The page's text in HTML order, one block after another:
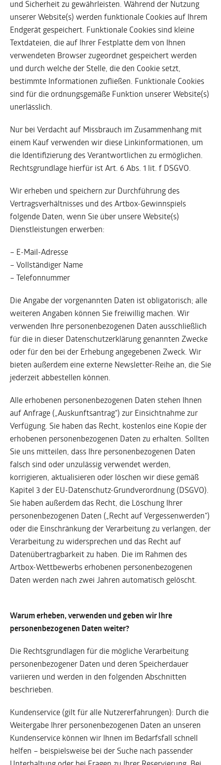
und Sicherheit zu gewährleisten. Während der Nutzung
unserer Website(s) werden funktionale Cookies auf Ihrem
Endgerät gespeichert. Funktionale Cookies sind kleine
Textdateien, die auf Ihrer Festplatte dem von Ihnen
verwendeten Browser zugeordnet gespeichert werden
und durch welche der Stelle, die den Cookie setzt,
bestimmte Informationen zufließen. Funktionale Cookies
sind für die ordnungsgemäße Funktion unserer Website(s)
unerlässlich.
Nur bei Verdacht auf Missbrauch im Zusammenhang mit
einem Kauf verwenden wir diese Linkinformationen, um
die Identifizierung des Verantwortlichen zu ermöglichen.
Rechtsgrundlage hierfür ist Art. 6 Abs. 1 lit. f DSGVO.
Wir erheben und speichern zur Durchführung des
Vertragsverhältnisses und des Artbox-Gewinnspiels
folgende Daten, wenn Sie über unsere Website(s)
Dienstleistungen erwerben:
– E-Mail-Adresse
– Vollständiger Name
– Telefonnummer
Die Angabe der vorgenannten Daten ist obligatorisch; alle
weiteren Angaben können Sie freiwillig machen. Wir
verwenden Ihre personenbezogenen Daten ausschließlich
für die in dieser Datenschutzerklärung genannten Zwecke
oder für den bei der Erhebung angegebenen Zweck. Wir
bieten außerdem eine externe Newsletter-Reihe an, die Sie
jederzeit abbestellen können.
Alle erhobenen personenbezogenen Daten stehen Ihnen
auf Anfrage („Auskunftsantrag“) zur Einsichtnahme zur
Verfügung. Sie haben das Recht, kostenlos eine Kopie der
erhobenen personenbezogenen Daten zu erhalten. Sollten
Sie uns mitteilen, dass Ihre personenbezogenen Daten
falsch sind oder unzulässig verwendet werden,
korrigieren, aktualisieren oder löschen wir diese gemäß
Kapitel 3 der EU-Datenschutz-Grundverordnung (DSGVO).
Sie haben außerdem das Recht, die Löschung Ihrer
personenbezogenen Daten („Recht auf Vergessenwerden“)
oder die Einschränkung der Verarbeitung zu verlangen, der
Verarbeitung zu widersprechen und das Recht auf
Datenübertragbarkeit zu haben. Die im Rahmen des
Artbox-Wettbewerbs erhobenen personenbezogenen
Daten werden nach zwei Jahren automatisch gelöscht.
Warum erheben, verwenden und geben wir Ihre
personenbezogenen Daten weiter?
Die Rechtsgrundlagen für die mögliche Verarbeitung
personenbezogener Daten und deren Speicherdauer
variieren und werden in den folgenden Abschnitten
beschrieben.
Kundenservice (gilt für alle Nutzererfahrungen): Durch die
Weitergabe Ihrer personenbezogenen Daten an unseren
Kundenservice können wir Ihnen im Bedarfsfall schnell
helfen – beispielsweise bei der Suche nach passender